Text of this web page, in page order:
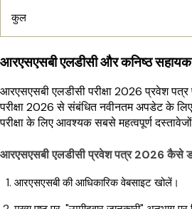
कुल
आरएसएसबी एलडीसी और कनिष्ठ
आरएसएसबी एलडीसी परीक्षा 2026 प्रवेश पत्र
परीक्षा 2026 से संबंधित नवीनतम अपडेट के
परीक्षा के लिए आवश्यक सबसे महत्वपूर्ण
आरएसएसबी एलडीसी प्रवेश पत्र 2026 कैसे
आरएसएसबी की आधिकारिक वेबसाइट खोलें।